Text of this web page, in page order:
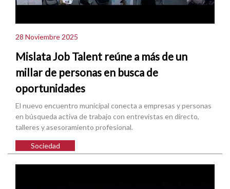
28 Noviembre 2025
Mislata Job Talent reúne a más de un
millar de personas en busca de
oportunidades
El nuevo encuentro municipal conecta a empresas y personas
en búsqueda activa de trabajo con entrevistas en directo,
talleres y asesoramiento profesional.
Sociedad